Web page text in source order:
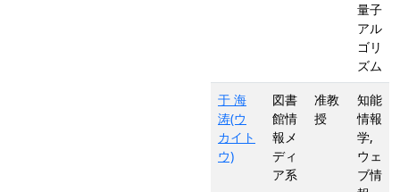
量子
アル
ゴリ
ズム
于 海
涛(ウ
カイト
ウ)
図書
館情
報メ
ディ
ア系
准教
授
知能
情報
学,
ウェ
ブ情